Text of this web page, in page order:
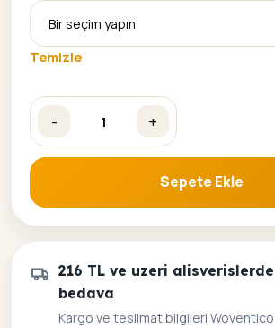
Temizle
-
Gece Düşü Sayılarla Boyama Seti adet
+
Sepete Ekle
216 TL ve uzeri
bedava
Kargo ve teslimat bilgileri